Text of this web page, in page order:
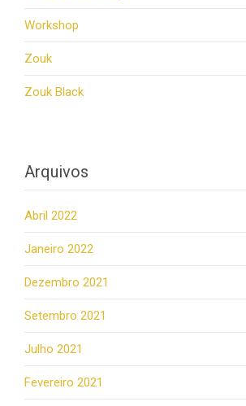
Workshop
Zouk
Zouk Black
Arquivos
Abril 2022
Janeiro 2022
Dezembro 2021
Setembro 2021
Julho 2021
Fevereiro 2021